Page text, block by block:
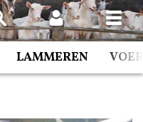
LAMMEREN